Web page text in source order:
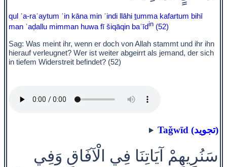
qul ʾa-raʾaytum ʾin kāna min ʿindi llāhi ṯumma kafartum bihī
man ʾaḍallu mimman huwa fī šiqāqin baʿīdin (52)
Sag: Was meint ihr, wenn er doch von Allah stammt und ihr ihn
hierauf verleugnet? Wer ist weiter abgeirrt als jemand, der sich
in tiefem Widerstreit befindet? (52)
Taǧwīd (تجويد)
سَنُرِيهِمْ آيَاتِنَا فِي الْآفَاقِ وَفِي